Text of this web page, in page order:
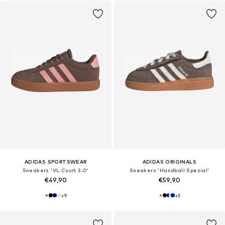
ADIDAS SPORTSWEAR
Sneakers 'VL Court 3.0'
€49,90
+9
ADIDAS ORIGINALS
Sneakers 'Handball Spezial'
€59,90
+5